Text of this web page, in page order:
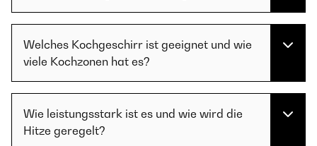
Welches Kochgeschirr ist geeignet und wie
viele Kochzonen hat es?
Wie leistungsstark ist es und wie wird die
Hitze geregelt?